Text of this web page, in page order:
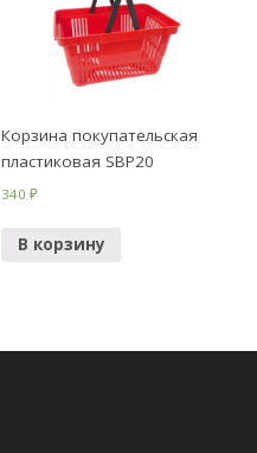
Корзина покупательская
пластиковая SBP20
340₽
В корзину